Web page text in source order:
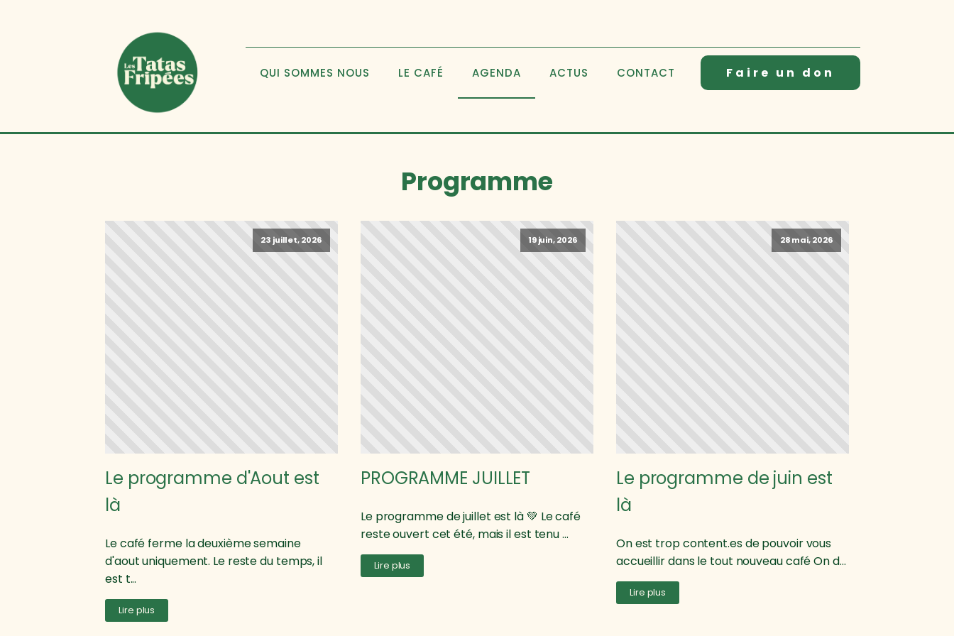
QUI SOMMES NOUS LE CAFÉ AGENDA ACTUS CONTACT Faire un don
Programme
23 juillet, 2026
Le programme d'Aout est
là
Le café ferme la deuxième semaine
d'aout uniquement. Le reste du temps, il
est t...
Lire plus
19 juin, 2026
PROGRAMME JUILLET
Le programme de juillet est là 💚 Le café
reste ouvert cet été, mais il est tenu ...
Lire plus
28 mai, 2026
Le programme de juin est
là
On est trop content.es de pouvoir vous
accueillir dans le tout nouveau café On d...
Lire plus